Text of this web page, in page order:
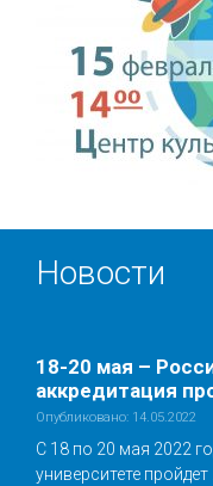
Новости
18-20 мая –
аккредитация
Опубликовано: 14.05.2022
С 18 по 20 мая 2022
университете пройдет …